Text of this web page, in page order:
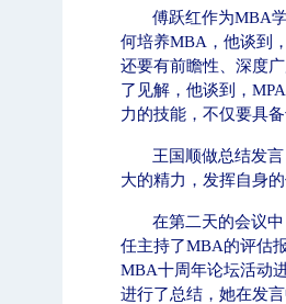
傅跃红作为MBA
何培养MBA ，他谈到，
还要有前瞻性、深度
了见解，他谈到，
力的技能，不仅要具
王国顺做总结发
大的精力，发挥自身
在第二天的会议
任主持了MBA的评估
MBA十周年论坛活动
进行了总结，她在发言
北工商光影